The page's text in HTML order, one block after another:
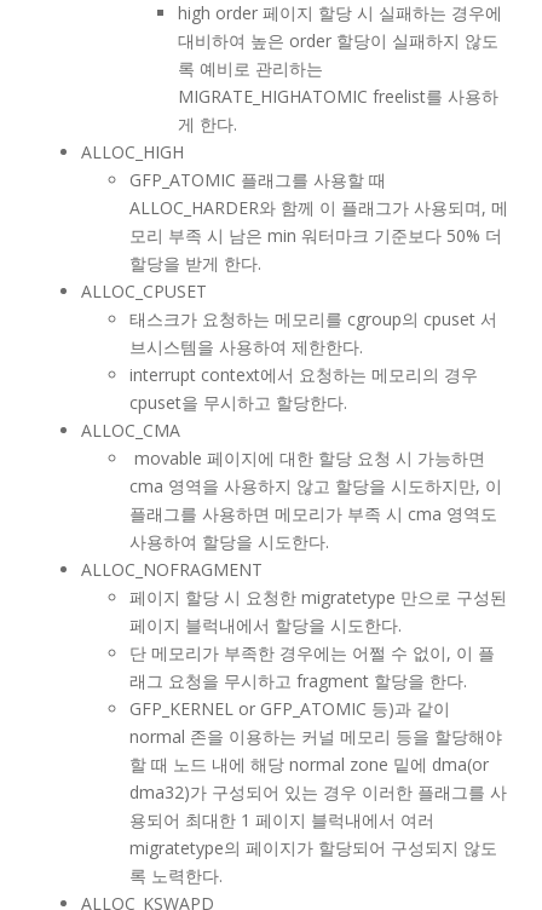
high order 페이지 할당 시 실패하는 경우에
대비하여 높은 order 할당이 실패하지 않도
록 예비로 관리하는
MIGRATE_HIGHATOMIC freelist를 사용하
게 한다.
ALLOC_HIGH
GFP_ATOMIC 플래그를 사용할 때
ALLOC_HARDER와 함께 이 플래그가 사용되며, 메
모리 부족 시 남은 min 워터마크 기준보다 50% 더
할당을 받게 한다.
ALLOC_CPUSET
태스크가 요청하는 메모리를 cgroup의 cpuset 서
브시스템을 사용하여 제한한다.
interrupt context에서 요청하는 메모리의 경우
cpuset을 무시하고 할당한다.
ALLOC_CMA
movable 페이지에 대한 할당 요청 시 가능하면
cma 영역을 사용하지 않고 할당을 시도하지만, 이
플래그를 사용하면 메모리가 부족 시 cma 영역도
사용하여 할당을 시도한다.
ALLOC_NOFRAGMENT
페이지 할당 시 요청한 migratetype 만으로 구성된
페이지 블럭내에서 할당을 시도한다.
단 메모리가 부족한 경우에는 어쩔 수 없이, 이 플
래그 요청을 무시하고 fragment 할당을 한다.
GFP_KERNEL or GFP_ATOMIC 등)과 같이
normal 존을 이용하는 커널 메모리 등을 할당해야
할 때 노드 내에 해당 normal zone 밑에 dma(or
dma32)가 구성되어 있는 경우 이러한 플래그를 사
용되어 최대한 1 페이지 블럭내에서 여러
migratetype의 페이지가 할당되어 구성되지 않도
록 노력한다.
ALLOC_KSWAPD